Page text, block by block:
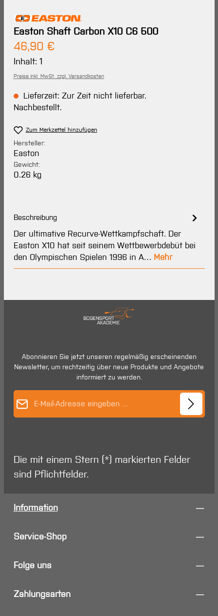
Easton Shaft Carbon X10 C6 500
Regulärer Preis:
46,90 €
Inhalt: 1
Preise inkl. MwSt. zzgl. Versandkosten
Lieferzeit: Zur Zeit nicht lieferbar.
Nachbestellt.
Zum Merkzettel hinzufügen
Hersteller:
Easton
Gewicht:
0.26 kg
Beschreibung
Der ultimative Recurve-Wettkampfschaft. Der
Easton X10 hat seit seinem Wettbewerbdebüt bei
den Olympischen Spielen 1996 in A… Mehr
Abonnieren Sie jetzt unseren regelmäßig erscheinenden
Newsletter, um rechtzeitig über neue Produkte und Angebote
informiert zu werden.
Die mit einem Stern (*) markierten Felder
sind Pflichtfelder.
Information
Service-Shop
Folge uns
Zahlungsarten